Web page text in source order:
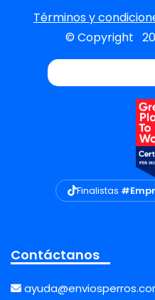
Términos y
© Copyright
Finalistas
Contáctanos